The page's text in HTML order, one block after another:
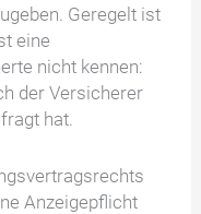
Geregelt ist
eine
nicht kennen:
der Versicherer
hat.
Anzeigepflicht